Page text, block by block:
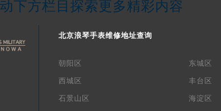
下方栏目探索更多精彩内容
北京浪琴手表维修地址查询
朝阳区 东城区
西城区 丰台区
石景山区 海淀区